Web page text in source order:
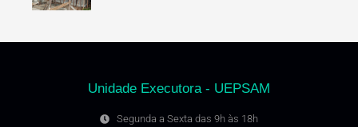
Unidade Executora - UEPSAM
Segunda a Sexta das 9h às 18h